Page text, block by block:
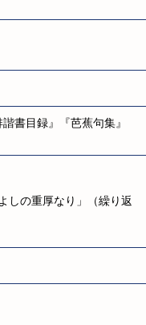
書目録』『芭蕉句集』
しの重厚なり」（繰り返